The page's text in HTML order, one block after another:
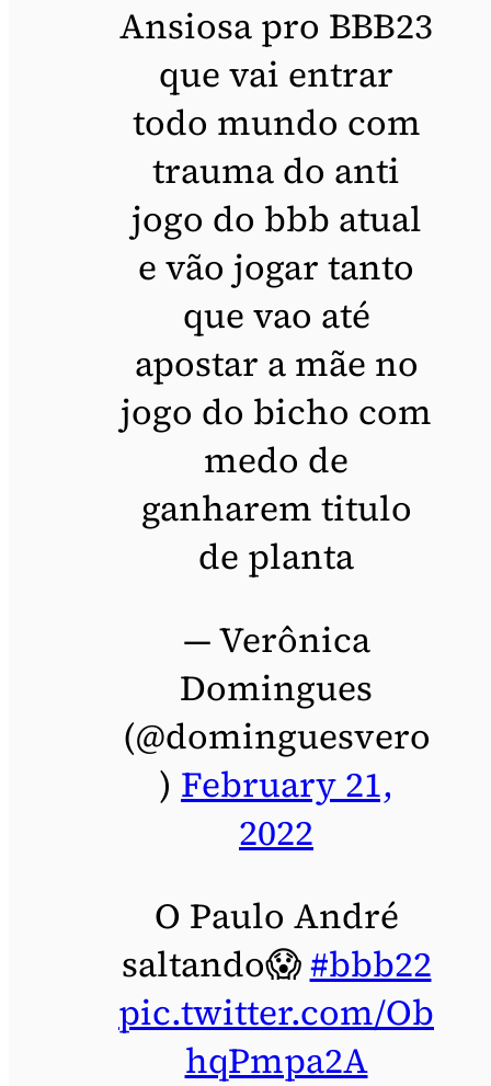
Ansiosa pro BBB23
que vai entrar
todo mundo com
trauma do anti
jogo do bbb atual
e vão jogar tanto
que vao até
apostar a mãe no
jogo do bicho com
medo de
ganharem titulo
de planta
— Verônica
Domingues
(@dominguesvero
) February 21,
2022
O Paulo André
saltando😱#bbb22
pic.twitter.com/Ob
hqPmpa2A